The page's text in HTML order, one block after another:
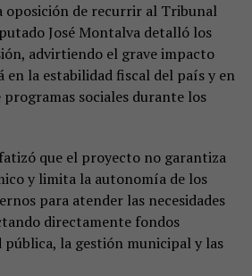
oposición de recurrir al Tribunal
José Montalva detalló los
advirtiendo el grave impacto
en la estabilidad fiscal del país y en
sociales durante los
que el proyecto no garantiza
y limita la autonomía de los
para atender las necesidades
directamente fondos
pública, la gestión municipal y las